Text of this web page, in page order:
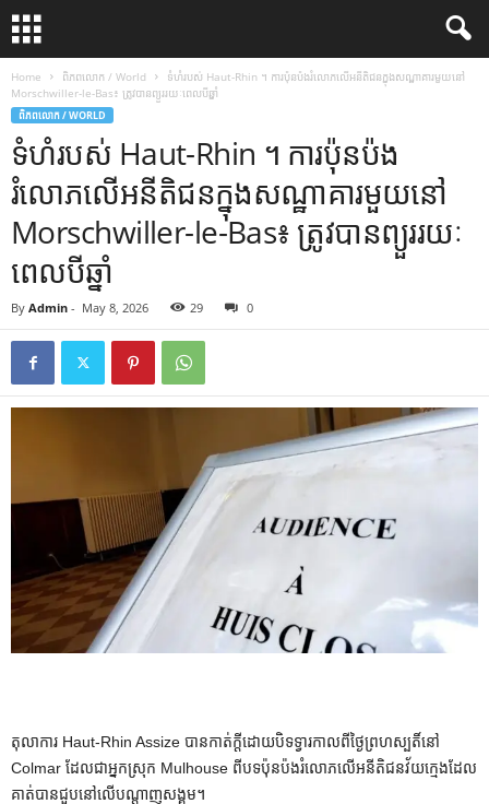
Home ពិភពលោក / World
ទំហំរបស់ Haut-Rhin ។ ការប៉ុនប៉ងរំលោភលើអនីតិជនក្នុងសណ្ឋាគារមួយនៅ
Morschwiller-le-Bas៖ ត្រូវបានព្យួររយៈពេលបីឆ្នាំ
ពិភពលោក / WORLD
ទំហំរបស់ Haut-Rhin ។ ការប៉ុនប៉ង
រំលោភលើអនីតិជនក្នុងសណ្ឋាគារមួយនៅ
Morschwiller-le-Bas៖ ត្រូវបានព្យួររយៈ
ពេលបីឆ្នាំ
By Admin - May 8, 2026 29 0
តុលាការ Haut-Rhin Assize បានកាត់ក្តីដោយបិទទ្វារកាលពីថ្ងៃព្រហស្បតិ៍នៅ
Colmar ដែលជាអ្នកស្រុក Mulhouse ពីបទប៉ុនប៉ងរំលោភលើអនីតិជនវ័យក្មេងដែល
គាត់បានជួបនៅលើបណ្តាញសង្គម។